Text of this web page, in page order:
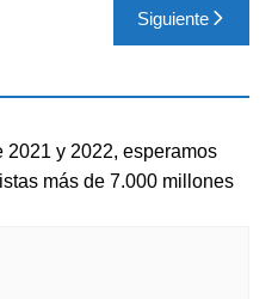
Siguiente